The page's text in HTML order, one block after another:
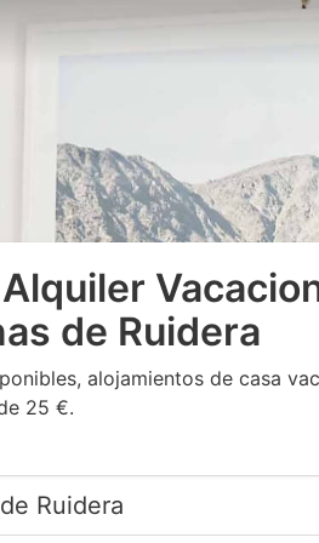
de Ruidera
alojamientos de casa
25 €.